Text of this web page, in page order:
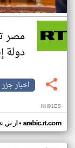
مصر
دولة
اخبار جزر
NH91ES
ار تي• arabic.rt.com